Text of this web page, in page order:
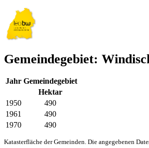
Gemeindegebiet:
Jahr Gemeindegebiet
Hektar
1950
490
1961
490
1970
490
Katasterfläche der Gemeinden. Die angegebenen